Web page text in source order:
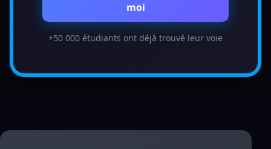
moi
+50 000 étudiants ont déjà trouvé leur voie